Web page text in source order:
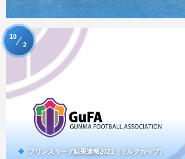
プリンスリーグ結果速報2021（ミルクカップ）
10
2